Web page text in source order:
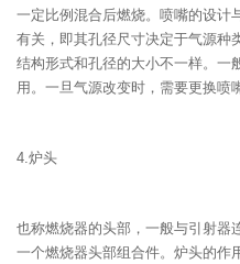
一定比例混合后燃烧。喷嘴的设计
有关，即其孔径尺寸决定于气源种
结构形式和孔径的大小不一样。一
用。一旦气源改变时，需要更换喷
4.炉头
也称燃烧器的头部，一般与引射器
一个燃烧器头部组合件。炉头的作